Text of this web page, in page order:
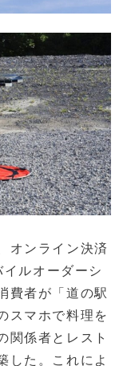
オンライン決済
ルオーダーシ
費者が「道の駅
スマホで料理を
関係者とレスト
した。これによ